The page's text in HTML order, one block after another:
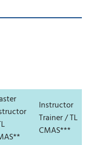
Instructor
Trainer / TL
CMAS***